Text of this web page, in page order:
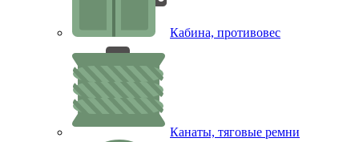
Кабина, противовес
Канаты, тяговые ремни